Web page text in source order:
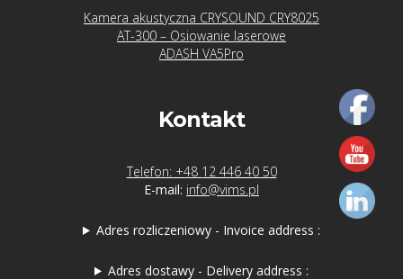
Kamera akustyczna CRYSOUND CRY8025
AT-300 – Osiowanie laserowe
ADASH VA5Pro
Kontakt
Telefon: +48 12 446 40 50
E-mail: info@vims.pl
Adres rozliczeniowy - Invoice address :
Adres dostawy - Delivery address :